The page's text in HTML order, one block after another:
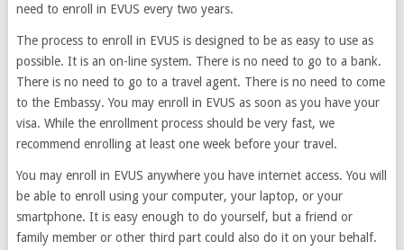
need to enroll in EVUS every two years.
The process to enroll in EVUS is designed to be as easy to use as
possible. It is an on-line system. There is no need to go to a bank.
There is no need to go to a travel agent. There is no need to come
to the Embassy. You may enroll in EVUS as soon as you have your
visa. While the enrollment process should be very fast, we
recommend enrolling at least one week before your travel.
You may enroll in EVUS anywhere you have internet access. You will
be able to enroll using your computer, your laptop, or your
smartphone. It is easy enough to do yourself, but a friend or
family member or other third part could also do it on your behalf.